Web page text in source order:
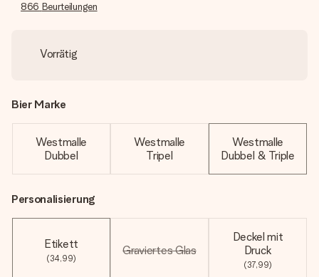
866 Beurteilungen
Vorrätig
Bier Marke
Westmalle
Dubbel
Westmalle
Tripel
Westmalle
Dubbel & Triple
Personalisierung
Etikett
(34,99)
Graviertes Glas
Deckel mit
Druck
(37,99)